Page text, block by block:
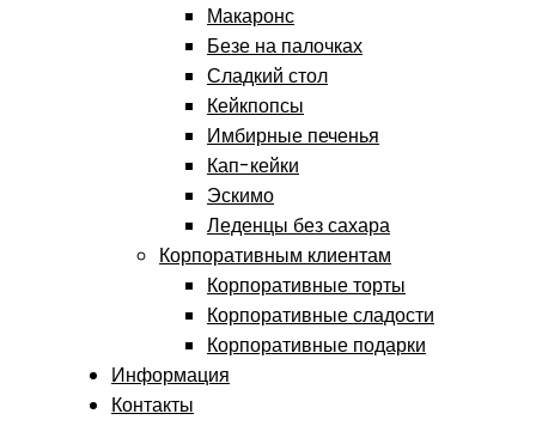
Макаронс
Безе на палочках
Сладкий стол
Кейкпопсы
Имбирные печенья
Кап-кейки
Эскимо
Леденцы без сахара
Корпоративным клиентам
Корпоративные торты
Корпоративные сладости
Корпоративные подарки
Информация
Контакты